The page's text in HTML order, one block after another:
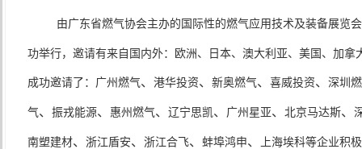
由广东省燃气协会主办的国际性的燃气应用技术及装备展览
功举行，邀请有来自国内外：欧洲、日本、澳大利亚、美国、加
成功邀请了： 广州燃气、 港华投资、 新奥燃气、 喜威投资、 深圳
气、 振戎能源、 惠州燃气、 辽宁思凯、 广州星亚、 北京马达斯、
南塑建材、 浙江盾安、 浙江合飞、 蚌埠鸿申、 上海埃科等企业积